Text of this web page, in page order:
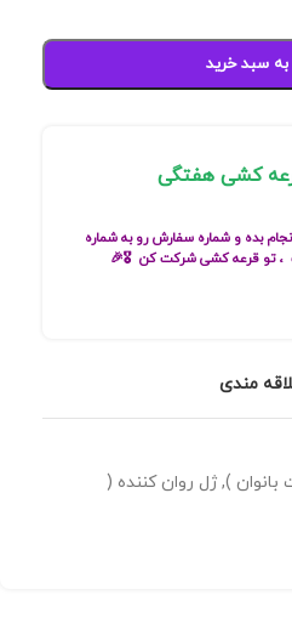
به سبد خرید
کشی هفتگی
بده و شماره سفارش رو به شماره
، تو قرعه کشی شرکت کن 🎖🎉
مندی
بانوان ), ژل روان کننده (